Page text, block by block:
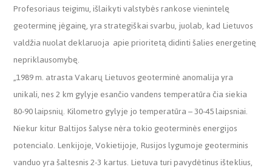
Profesoriaus teigimu, išlaikyti valstybės rankose vienintelę
geoterminę jėgainę, yra strategiškai svarbu, juolab, kad Lietuvos
valdžia nuolat deklaruoja apie prioritetą didinti šalies energetinę
nepriklausomybę.
„1989 m. atrasta Vakarų Lietuvos geoterminė anomalija yra
unikali, nes 2 km gylyje esančio vandens temperatūra čia siekia
80-90 laipsnių. Kilometro gylyje jo temperatūra – 30-45 laipsniai.
Niekur kitur Baltijos šalyse nėra tokio geoterminės energijos
potencialo. Lenkijoje, Vokietijoje, Rusijos lygumoje geoterminis
vanduo yra šaltesnis 2-3 kartus. Lietuva turi pavydėtinus išteklius,